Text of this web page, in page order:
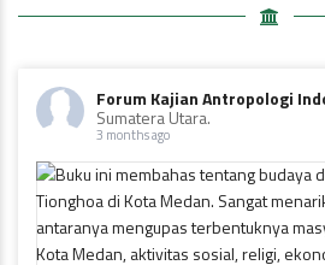
Forum Kajian Antropologi
Sumatera Utara.
3 months ago